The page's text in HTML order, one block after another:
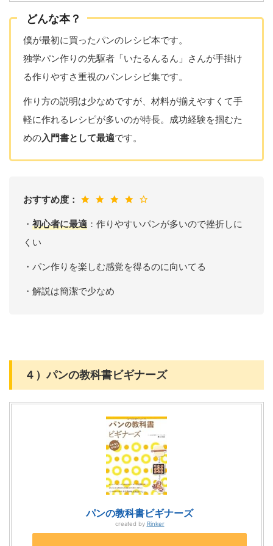
どんな本？
僕が最初に買ったパンのレシピ本です。
独学パン作りの先駆者「いたるんるん」さんが手掛け
る作りやすさ重視のパンレシピ集です。
作り方の説明は少なめですが、材料が揃えやすくて手
軽に作れるレシピが多いのが特長。成功経験を掴むた
めの入門書として最適です。
おすすめ度：
・ 初心者に最適 ：作りやすいパンが多いので挫折しに
くい
・パン作りを楽しむ感覚を得るのに向いてる
・解説は簡潔で少なめ
４）パンの教科書ビギナーズ
パンの教科書ビギナーズ
created by Rinker